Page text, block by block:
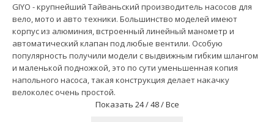
GIYO - крупнейший Тайваньский производитель насосов для
вело, мото и авто техники. Большинство моделей имеют
корпус из алюминия, встроенный линейный манометр и
автоматический клапан под любые вентили. Особую
популярность получили модели с выдвижным гибким шлангом
и маленькой подножкой, это по сути уменьшенная копия
напольного насоса, такая конструкция делает накачку
велоколес очень простой.
Показать 24 /48 /Все